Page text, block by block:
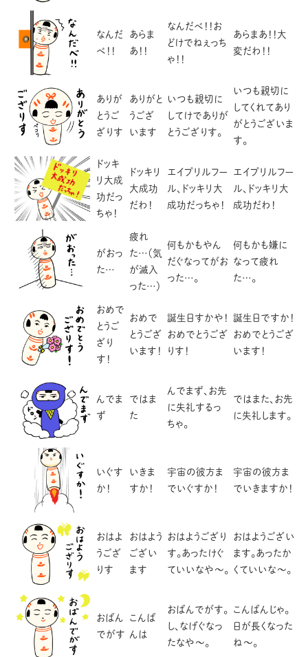
なんだ
べ！！
あらま
あ！！
なんだべ！！お
どけでねぇっち
ゃ！！
あらまあ！！大
変だわ！！
ありが
とうご
ざりす
ありがと
うござ
います
いつも親切に
してけでありが
とうござりす。
いつも親切に
してくれてあり
がとうございま
す。
ドッキ
リ大成
功だっ
ちゃ！
ドッキリ
大成功
だわ！
エイプリルフー
ル、ドッキリ大
成功だっちゃ！
エイプリルフー
ル、ドッキリ大
成功だわ！
がおっ
た…
疲れ
た…（気
が滅入
った…）
何もかもやん
だぐなってがお
った…。
何もかも嫌に
なって疲れ
た…。
おめで
とうご
ざり
す！
おめで
とうござ
います！
誕生日すかや！
おめでとうござ
りす！
誕生日ですか！
おめでとうござ
います！
んでま
ず
ではま
た
んでまず、お先
に失礼するっ
ちゃ。
ではまた、お先
に失礼します。
いぐす
か！
いきま
すか！
宇宙の彼方ま
でいぐすか！
宇宙の彼方ま
でいきますか！
おはよ
うござ
りす
おはよう
ござい
ます
おはようござり
す。あったけぐ
ていいなや～。
おはようござい
ます。あったか
くていいな～。
おばん
でがす
こんば
んは
おばんでがす。
し、なげぐなっ
たなや～。
こんばんじゃ。
日が長くなった
ね～。